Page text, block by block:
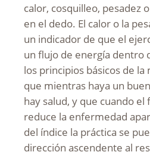
calor, cosquilleo, pesadez
en el dedo. El calor o la
un indicador de que el
un flujo de energía dentro
los principios básicos de
que mientras haya un
hay salud, y que cuando el
reduce la enfermedad
del índice la práctica se
dirección ascendente al